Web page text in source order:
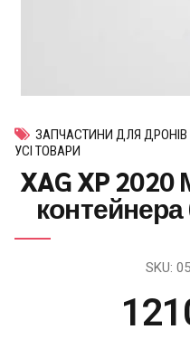
ЗАПЧАСТИНИ ДЛЯ ДРОНІВ
УСІ ТОВАРИ
XAG XP
SKU: